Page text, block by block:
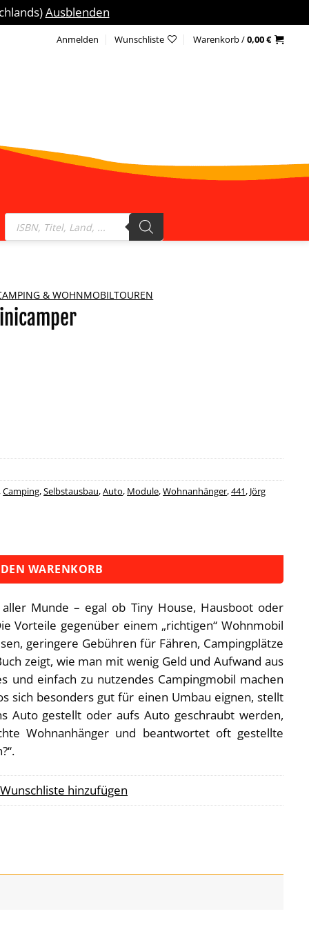
Ausblenden
Anmelden Wunschliste Warenkorb /0,00€
Products
search
& WOHNMOBILTOUREN
Camping,Selbstausbau,Auto, Module,Wohnanhänger,441, Jörg
WARENKORB
Munde – egal ob Tiny House, Hausboot oder
Vorteile gegenüber einem „richtigen“ Wohnmobil
geringere Gebühren für Fähren, Campingplätze
zeigt, wie man mit wenig Geld und Aufwand aus
und einfach zu nutzendes Campingmobil machen
sich besonders gut für einen Umbau eignen, stellt
Auto gestellt oder aufs Auto geschraubt werden,
Wohnanhänger und beantwortet oft gestellte
hinzufügen